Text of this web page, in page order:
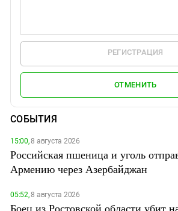
РЕГИСТРАЦИЯ
ОТМЕНИТЬ
СОБЫТИЯ
15:00,8 августа 2026
Российская пшеница и уголь
Армению через Азербайджан
05:52,8 августа 2026
Боец из Ростовской области убит